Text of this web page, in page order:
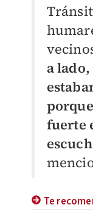
a
fuerte
Te